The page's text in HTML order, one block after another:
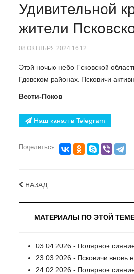
Удивительной
жители
08 ОКТЯБРЯ 2024 16:12
Этой ночью небо Псковской
Гдовском районах. Псковичи
Вести-Псков
Наш канал в Telegram
Поделиться
НАЗАД
МАТЕРИАЛЫ ПО ЭТОЙ ТЕМЕ
03.04.2026 - Полярное
23.03.2026 - Псковичи
24.02.2026 - Полярное